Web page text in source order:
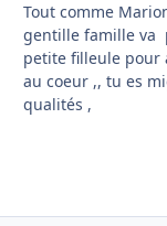
Tout comme
gentille famille va
petite filleule pour
au coeur ,, tu es
qualités ,